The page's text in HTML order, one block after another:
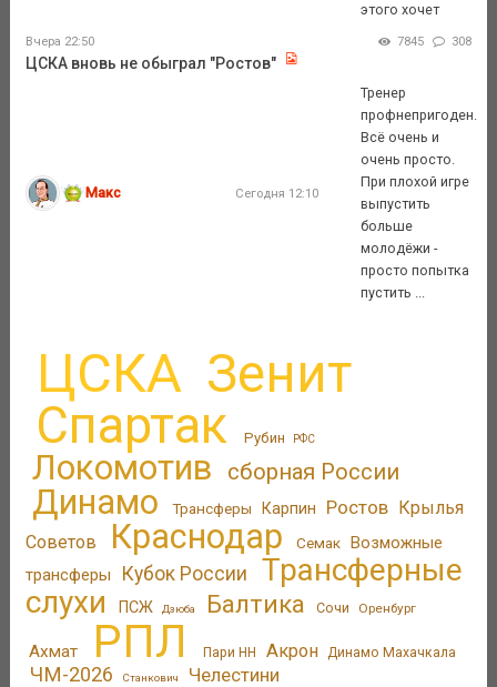
этого хочет
Вчера 22:50 7845 308
ЦСКА вновь не обыграл "Ростов"
Макс Сегодня 12:10
Тренер
профнепригоден.
Всё очень и
очень просто.
При плохой игре
выпустить
больше
молодёжи -
просто попытка
пустить ...
ЦСКА Зенит
Спартак Рубин РФС
Локомотив сборная России
Динамо Трансферы Карпин Ростов Крылья
Советов
Краснодар Семак Возможные
трансферы
Кубок России
Трансферные
слухи
ПСЖ Дзюба Балтика Сочи Оренбург
Ахмат РПЛ Пари НН Акрон Динамо Махачкала
ЧМ-2026 Станкович Челестини